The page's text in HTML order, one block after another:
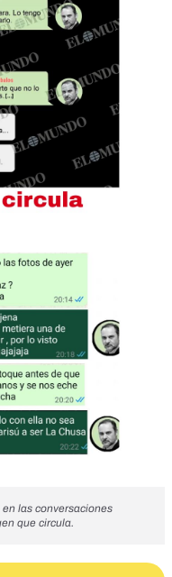
las conversaciones
que circula.